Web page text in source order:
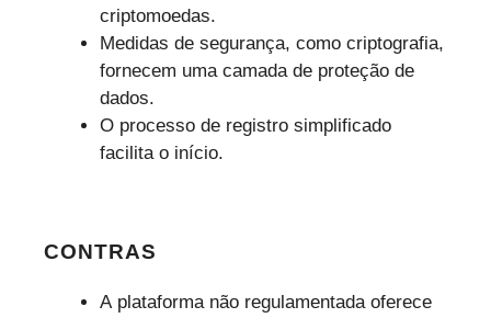
criptomoedas.
Medidas de segurança, como criptografia,
fornecem uma camada de proteção de
dados.
O processo de registro simplificado
facilita o início.
CONTRAS
A plataforma não regulamentada oferece